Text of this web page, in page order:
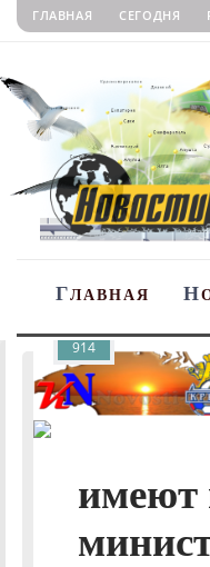
ГЛАВНАЯ СЕГОДНЯ
ГЛАВНАЯ Н
имеют
914